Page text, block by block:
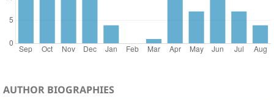
AUTHOR BIOGRAPHIES